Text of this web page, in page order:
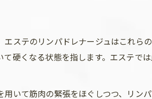
ステのリンパドレナージュはこれら
硬くなる状態を指します。エステで
いて筋肉の緊張をほぐしつつ、リン